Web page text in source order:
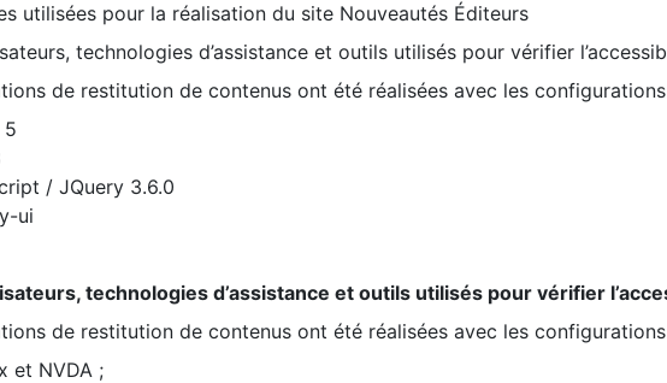
utilisées pour la réalisation du site Nouveautés Éditeurs
technologies d’assistance et outils utilisés pour vérifier
de restitution de contenus ont été réalisées avec les
5
/ JQuery 3.6.0
ui
technologies d’assistance et outils utilisés pour vérifier
de restitution de contenus ont été réalisées avec les
et NVDA ;